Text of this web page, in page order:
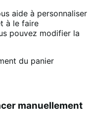
aide à personnaliser
à le faire
pouvez modifier la
manuellement